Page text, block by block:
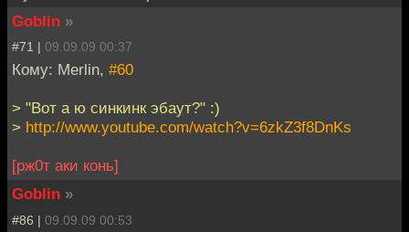
Goblin »
#71 | 09.09.09 00:37
Кому: Merlin, #60
> "Вот а ю синкинк эбаут?" :)
> http://www.youtube.com/watch?v=6zkZ3f8DnKs
[рж0т аки конь]
Goblin »
#86 | 09.09.09 00:53